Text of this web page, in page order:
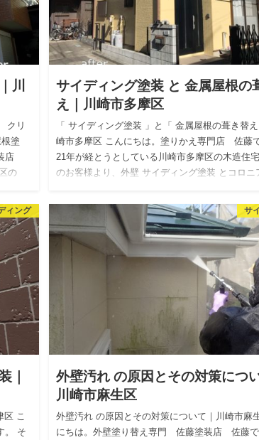
川
クリ
塗
店
の
サイディング塗装 と 金属屋根の
え｜川崎市多摩区
「 サイディング塗装 」と「 金属屋根の葺き替え
崎市多摩区 こんにちは。塗りかえ専門店 佐藤
21年が経とうとしている川崎市多摩区の木造住
のお客様より、外壁 サイディング塗装 とコロニ
ィング
｜
区 こ
。 そ
サ
外壁汚れ の原因とその対策につい
川崎市麻生区
外壁汚れ の原因とその対策について｜川崎市麻
にちは。外壁塗り替え専門 佐藤塗装店 佐藤